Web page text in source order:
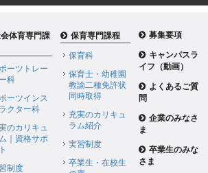
体育専門課
ーツトレー
科
ーツインス
クター科
のカリキュ
｜資格サポ
制度
保育専門課程
保育科
保育士・幼稚園
教諭二種免許状
同時取得
充実のカリキュ
ラム紹介
実習制度
卒業生・在校生
募集要項
キャンパスラ
イフ（動画）
よくあるご質
問
企業のみなさ
ま
卒業生のみな
さま